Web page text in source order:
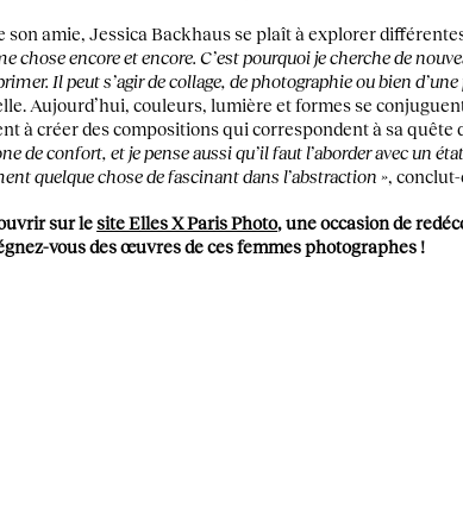
son amie, Jessica Backhaus se plaît à explorer
chose encore et encore. C’est pourquoi je cherche de
Il peut s’agir de collage, de photographie ou bien
Aujourd’hui, couleurs, lumière et formes se
à créer des compositions qui correspondent à sa quête
de confort, et je pense aussi qu’il faut l’aborder avec un
quelque chose de fascinant dans l’abstraction »,
sur lesite Elles X Paris Photo, une occasion de
vous des œuvres de ces femmes photographes !